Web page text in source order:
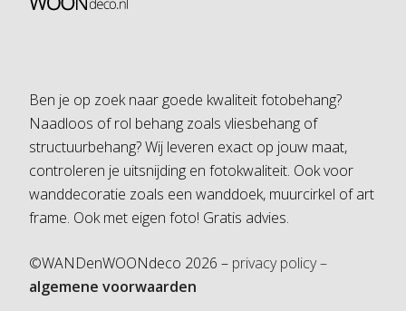
Ben je op zoek naar goede kwaliteit fotobehang?
Naadloos of rol behang zoals vliesbehang of
structuurbehang? Wij leveren exact op jouw maat,
controleren je uitsnijding en fotokwaliteit. Ook voor
wanddecoratie zoals een wanddoek, muurcirkel of art
frame. Ook met eigen foto! Gratis advies.
©WANDenWOONdeco 2026 – privacy policy –
algemene voorwaarden